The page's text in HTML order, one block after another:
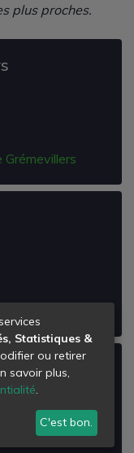
plus proches.
aux-pots
Statistiques &
ou retirer
savoir plus,
.
C'est bon.